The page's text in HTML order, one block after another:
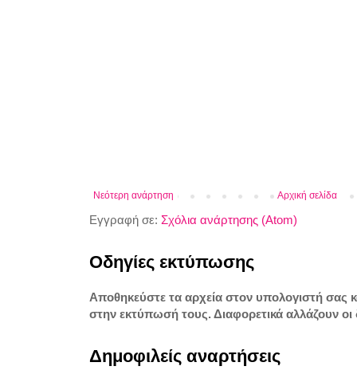
Νεότερη ανάρτηση Αρχική σελίδα
Εγγραφή σε: Σχόλια ανάρτησης (Atom)
Οδηγίες εκτύπωσης
Αποθηκεύστε τα αρχεία στον υπολογιστή σας
στην εκτύπωσή τους. Διαφορετικά αλλάζουν οι
Δημοφιλείς αναρτήσεις